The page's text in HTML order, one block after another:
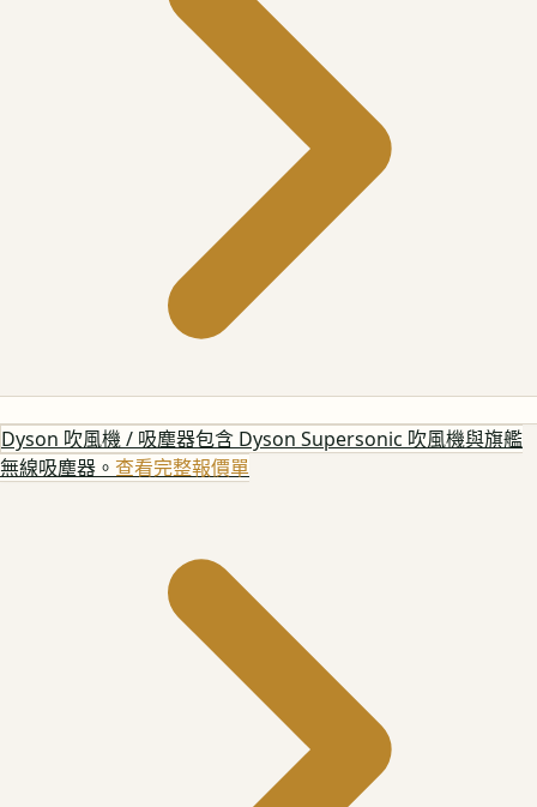
Dyson 吹風機 / 吸塵器包含 Dyson Supersonic 吹風機與旗艦
無線吸塵器。 查看完整報價單